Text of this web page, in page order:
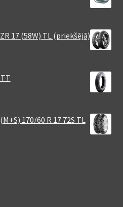
17 (58W) TL (priekšējā)
170/60 R 17 72S TL